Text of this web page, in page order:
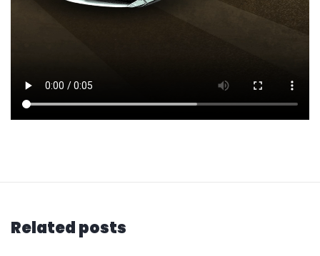
Related posts